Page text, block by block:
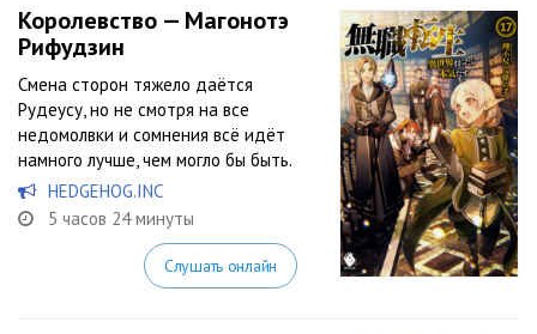
Королевство — Магонотэ
Рифудзин
Смена сторон тяжело даётся
Рудеусу, но не смотря на все
недомолвки и сомнения всё идёт
намного лучше, чем могло бы быть.
HEDGEHOG.INC
5 часов 24 минуты
Слушать онлайн